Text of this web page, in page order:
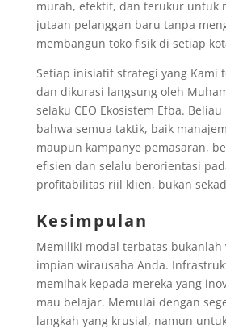
murah, efektif, dan terukur untuk
jutaan pelanggan baru tanpa
membangun toko fisik di setiap
Setiap inisiatif strategi yang Kami
dan dikurasi langsung oleh
selaku CEO Ekosistem Efba.
bahwa semua taktik, baik
maupun kampanye pemasaran,
efisien dan selalu berorientasi
profitabilitas riil klien, bukan
Kesimpulan
Memiliki modal terbatas bukanlah
impian wirausaha Anda.
memihak kepada mereka yang
mau belajar. Memulai dengan
langkah yang krusial, namun